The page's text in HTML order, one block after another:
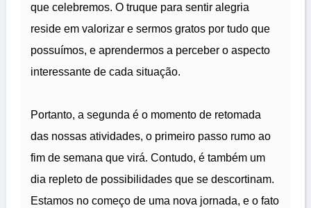
que celebremos. O truque para sentir alegria
reside em valorizar e sermos gratos por tudo que
possuímos, e aprendermos a perceber o aspecto
interessante de cada situação.
Portanto, a segunda é o momento de retomada
das nossas atividades, o primeiro passo rumo ao
fim de semana que virá. Contudo, é também um
dia repleto de possibilidades que se descortinam.
Estamos no começo de uma nova jornada, e o fato